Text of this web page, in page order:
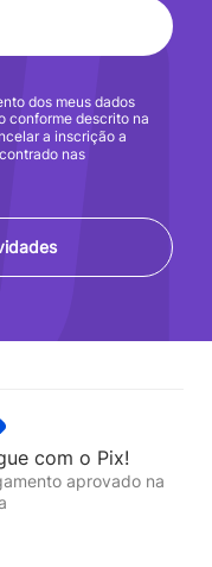
dos meus dados
conforme descrito na
a inscrição a
nas
com o Pix!
aprovado na